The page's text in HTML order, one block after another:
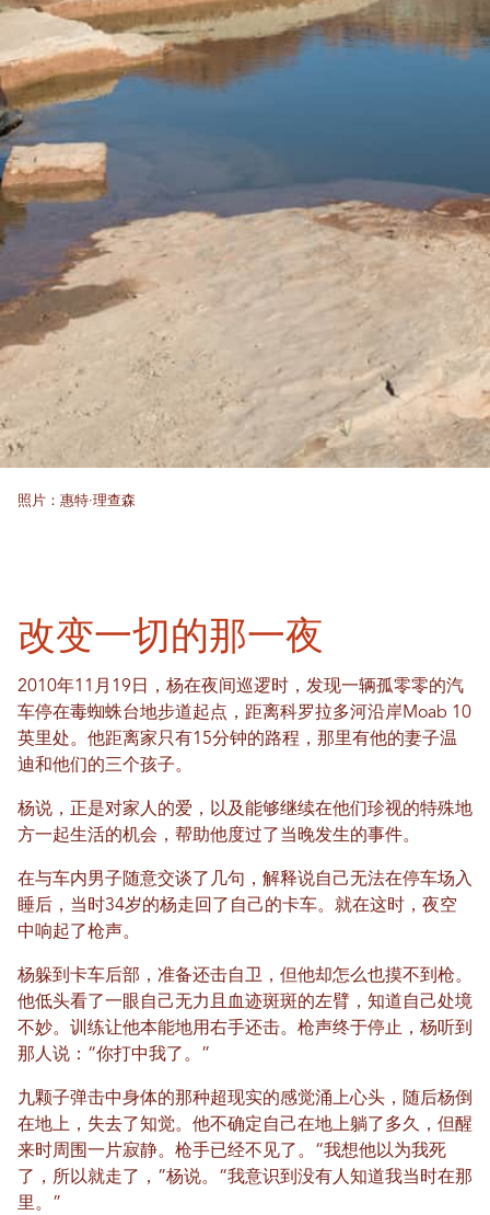
照片：惠特·理查森
改变一切的那一夜
2010年11月19日，杨在夜间巡逻时，发现一辆孤零零的汽
车停在毒蜘蛛台地步道起点，距离科罗拉多河沿岸Moab 10
英里处。他距离家只有15分钟的路程，那里有他的妻子温
迪和他们的三个孩子。
杨说，正是对家人的爱，以及能够继续在他们珍视的特殊地
方一起生活的机会，帮助他度过了当晚发生的事件。
在与车内男子随意交谈了几句，解释说自己无法在停车场入
睡后，当时34岁的杨走回了自己的卡车。就在这时，夜空
中响起了枪声。
杨躲到卡车后部，准备还击自卫，但他却怎么也摸不到枪。
他低头看了一眼自己无力且血迹斑斑的左臂，知道自己处境
不妙。训练让他本能地用右手还击。枪声终于停止，杨听到
那人说：“你打中我了。”
九颗子弹击中身体的那种超现实的感觉涌上心头，随后杨倒
在地上，失去了知觉。他不确定自己在地上躺了多久，但醒
来时周围一片寂静。枪手已经不见了。“我想他以为我死
了，所以就走了，”杨说。“我意识到没有人知道我当时在那
里。”